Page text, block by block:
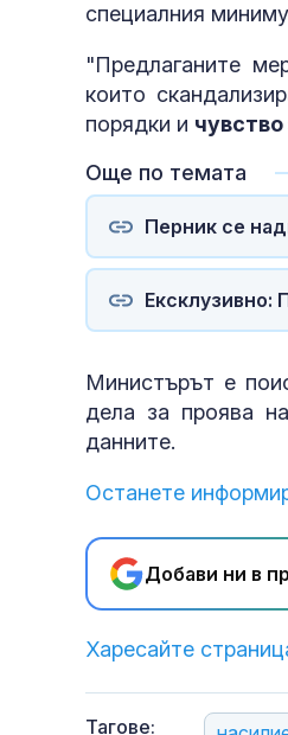
специалния
"Предлаганите
които
порядки и чувство
Още по темата
Перник се
Ексклузивно:
Министърът е
дела за проява
данните.
Останете
Добави ни в
Харесайте
Тагове: